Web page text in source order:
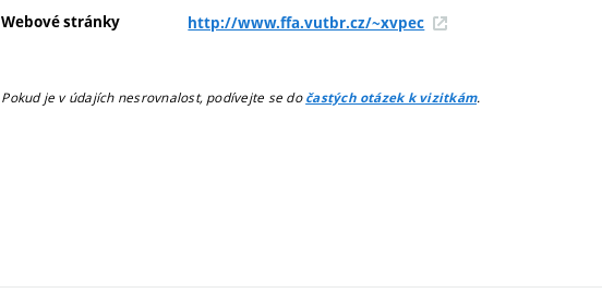
Webové stránky http://www.ffa.vutbr.cz/~xvpec
Pokud je v údajích nesrovnalost, podívejte se dočastých otázek k vizitkám.